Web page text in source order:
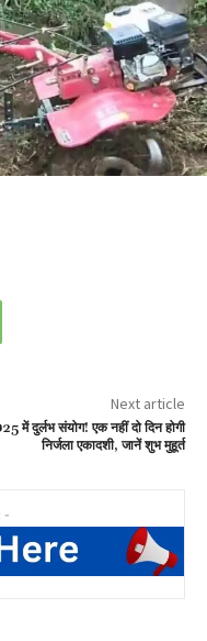
Next article
में दुर्लभ संयोग! एक नहीं दो दिन होगी
निर्जला एकादशी, जानें शुभ मुहूर्त
-